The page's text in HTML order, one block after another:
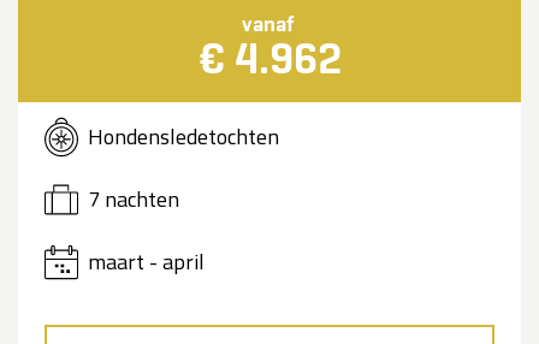
vanaf
€ 4.962
Hondensledetochten
7 nachten
maart - april